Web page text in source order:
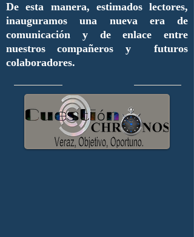
De esta manera, estimados lectores,
inauguramos una nueva era de
comunicación y de enlace entre
nuestros compañeros y futuros
colaboradores.